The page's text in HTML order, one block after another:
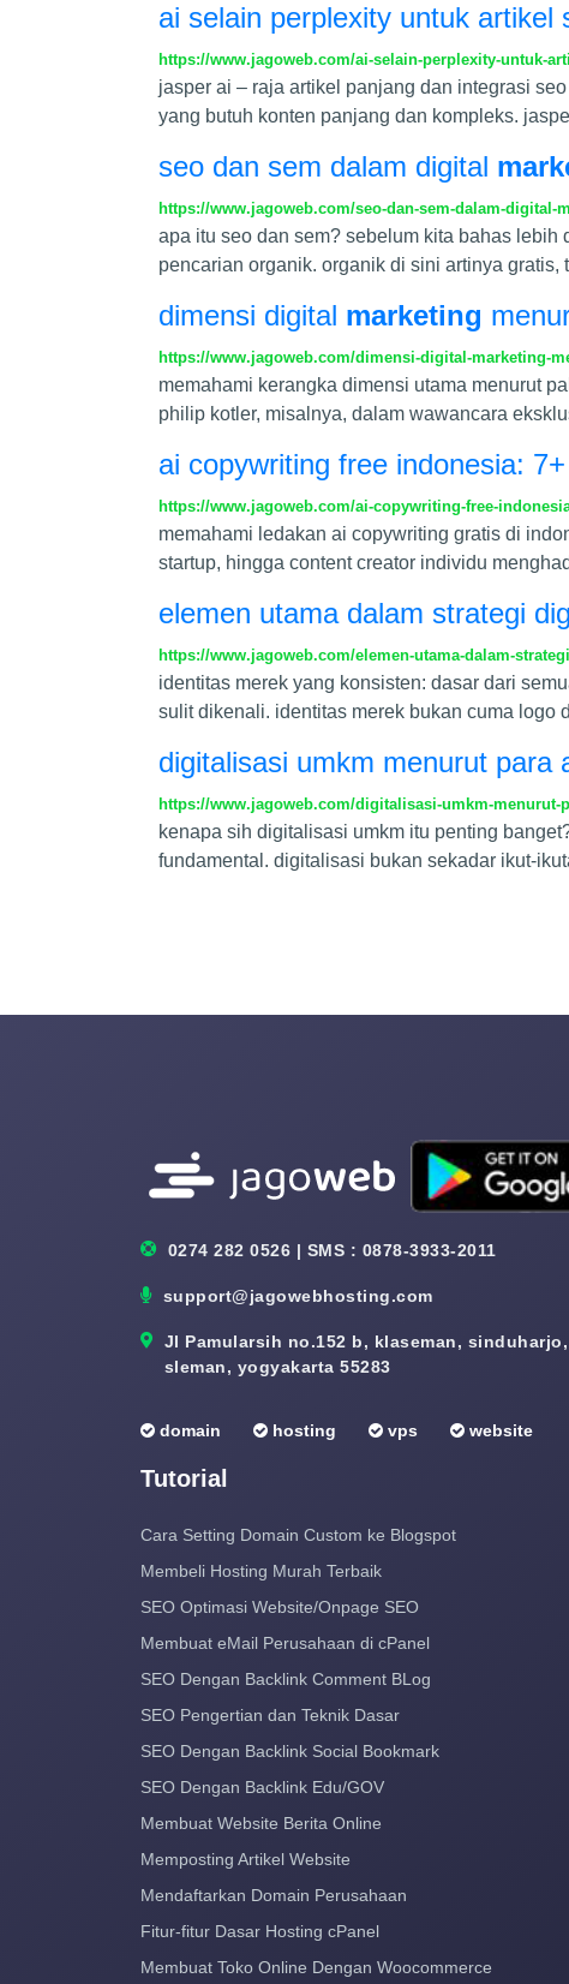
ai selain perplexity untuk artikel
https://www.jagoweb.com/ai-selain-perplexity-untuk-
jasper ai – raja artikel panjang dan integrasi
yang butuh konten panjang dan kompleks.
seo dan sem dalam digital
https://www.jagoweb.com/seo-dan-sem-dalam-digital-
apa itu seo dan sem? sebelum kita bahas
pencarian organik. organik di sini artinya
dimensi digital marketing
https://www.jagoweb.com/dimensi-digital-marketing-
memahami kerangka dimensi utama menurut
philip kotler, misalnya, dalam wawancara
ai copywriting free indonesia:
https://www.jagoweb.com/ai-copywriting-free-
memahami ledakan ai copywriting gratis di
startup, hingga content creator individu
elemen utama dalam strategi
https://www.jagoweb.com/elemen-utama-dalam-
identitas merek yang konsisten: dasar dari
sulit dikenali. identitas merek bukan cuma logo
digitalisasi umkm menurut para
https://www.jagoweb.com/digitalisasi-umkm-menurut-
kenapa sih digitalisasi umkm itu penting
fundamental. digitalisasi bukan sekadar ikut-
0274 282 0526 | SMS : 0878-3933-2011
support@jagowebhosting.com
Jl Pamularsih no.152 b, klaseman,
sleman, yogyakarta 55283
domain hosting vps website
Tutorial
Cara Setting Domain Custom ke Blogspot
Membeli Hosting Murah Terbaik
SEO Optimasi Website/Onpage SEO
Membuat eMail Perusahaan di cPanel
SEO Dengan Backlink Comment BLog
SEO Pengertian dan Teknik Dasar
SEO Dengan Backlink Social Bookmark
SEO Dengan Backlink Edu/GOV
Membuat Website Berita Online
Memposting Artikel Website
Mendaftarkan Domain Perusahaan
Fitur-fitur Dasar Hosting cPanel
Membuat Toko Online Dengan Woocommerce